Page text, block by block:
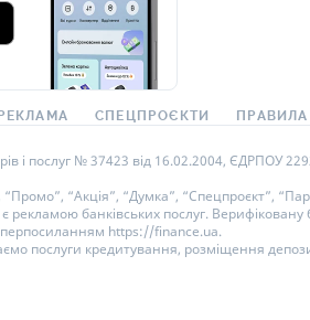
РЕКЛАМА СПЕЦПРОЄКТИ
послуг № 37423 від 16.02.2004, ЄДРПОУ
“Акція”, “Думка”, “Спецпроєкт”,
рекламою банківських послуг.
https://finance.ua.
послуги кредитування, розміщення